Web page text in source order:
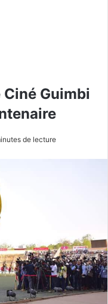
Ciné Guimbi
de lecture